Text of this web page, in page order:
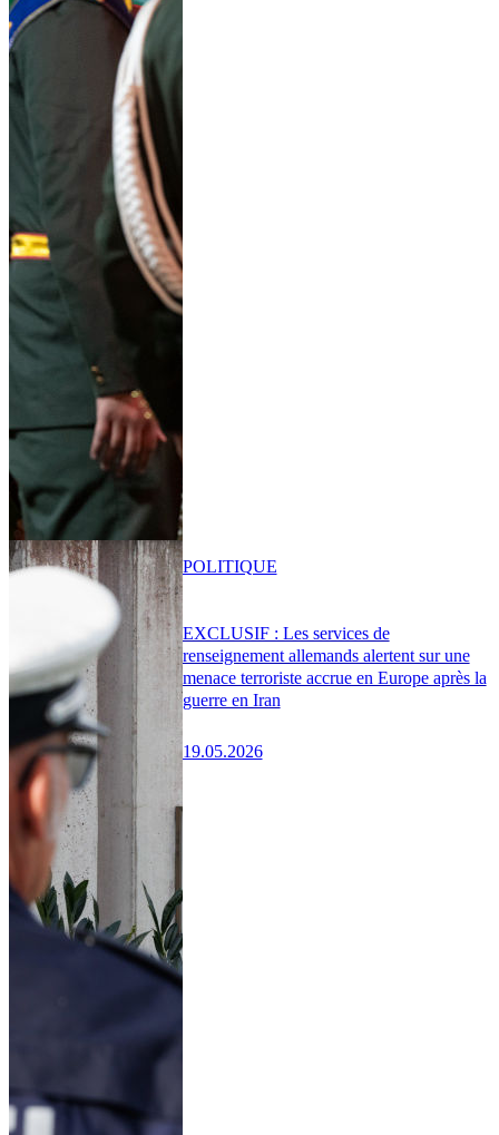
EXCLUSIF : Les services de
renseignement allemands alertent sur une
menace terroriste accrue en Europe après la
guerre en Iran
19.05.2026
POLITIQUE